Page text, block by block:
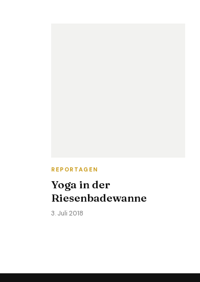
REPORTAGEN
Yoga in der
Riesenbadewanne
3. Juli 2018